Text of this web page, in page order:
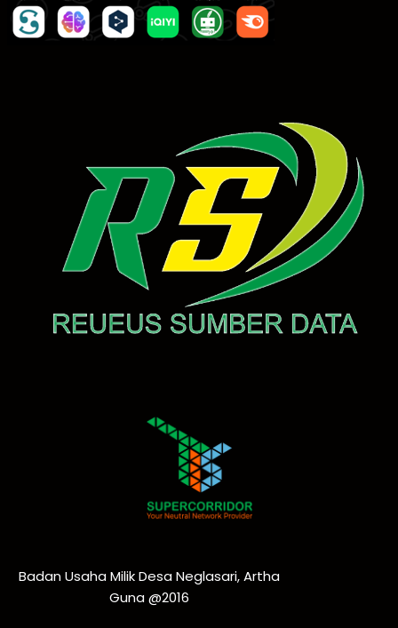
Badan Usaha Milik Desa Neglasari, Artha
Guna @2016